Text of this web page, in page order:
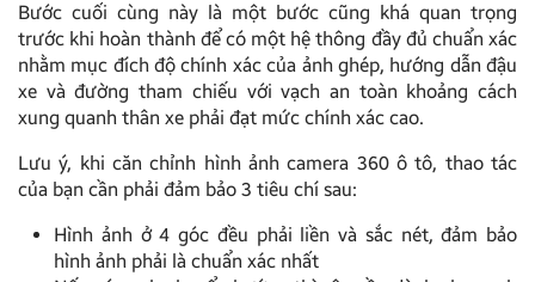
Bước cuối cùng này là một bước cũng khá quan trọng
trước khi hoàn thành để có một hệ thông đầy đủ chuẩn xác
nhằm mục đích độ chính xác của ảnh ghép, hướng dẫn đậu
xe và đường tham chiếu với vạch an toàn khoảng cách
xung quanh thân xe phải đạt mức chính xác cao.
Lưu ý, khi căn chỉnh hình ảnh camera 360 ô tô, thao tác
của bạn cần phải đảm bảo 3 tiêu chí sau:
Hình ảnh ở 4 góc đều phải liền và sắc nét, đảm bảo
hình ảnh phải là chuẩn xác nhất